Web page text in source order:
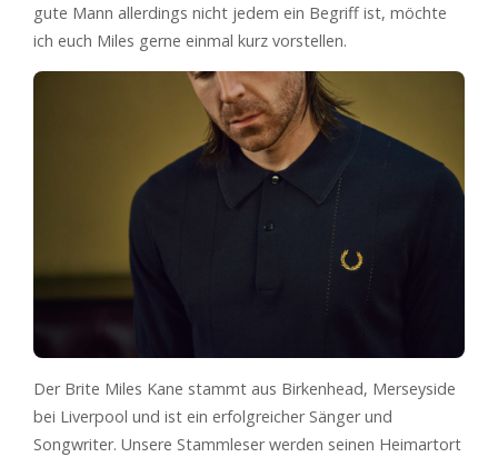
gute Mann allerdings nicht jedem ein Begriff ist, möchte
ich euch Miles gerne einmal kurz vorstellen.
Der Brite Miles Kane stammt aus Birkenhead, Merseyside
bei Liverpool und ist ein erfolgreicher Sänger und
Songwriter. Unsere Stammleser werden seinen Heimartort